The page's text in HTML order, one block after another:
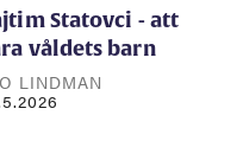
Statovci - att
våldets barn
LINDMAN